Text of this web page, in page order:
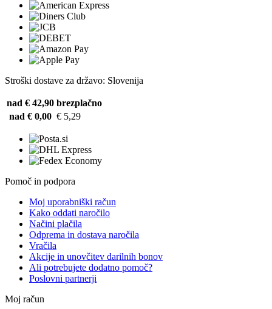
Stroški dostave za državo: Slovenija
nad € 42,90 brezplačno
nad € 0,00 € 5,29
Pomoč in podpora
Moj uporabniški račun
Kako oddati naročilo
Načini plačila
Odprema in dostava naročila
Vračila
Akcije in unovčitev darilnih bonov
Ali potrebujete dodatno pomoč?
Poslovni partnerji
Moj račun